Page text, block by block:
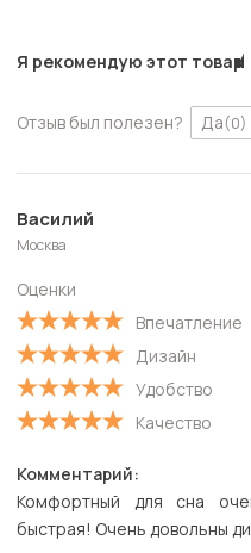
Я рекомендую этот товар
Отзыв был полезен? Да(0)
Василий
Москва
Оценки
Впечатление
Дизайн
Удобство
Качество
Комментарий:
Комфортный для сна
быстрая! Очень довольны